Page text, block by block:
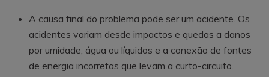
A causa final do problema pode ser um acidente. Os
acidentes variam desde impactos e quedas a danos
por umidade, água ou líquidos e a conexão de fontes
de energia incorretas que levam a curto-circuito.